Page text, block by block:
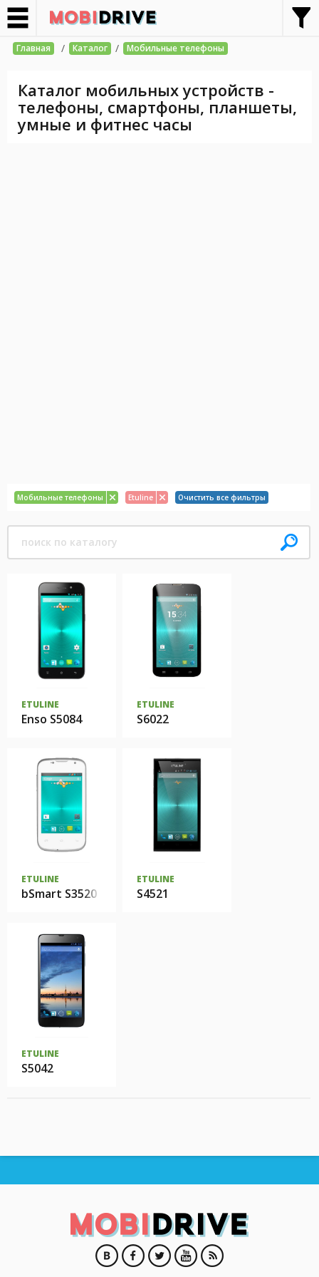
Главная / Каталог / Мобильные телефоны
Каталог мобильных устройств -
телефоны, смартфоны, планшеты,
умные и фитнес часы
Мобильные телефоны Etuline Очистить все фильтры
ETULINE
Enso S5084
ETULINE
S6022
ETULINE
bSmart S3520
ETULINE
S4521
ETULINE
S5042